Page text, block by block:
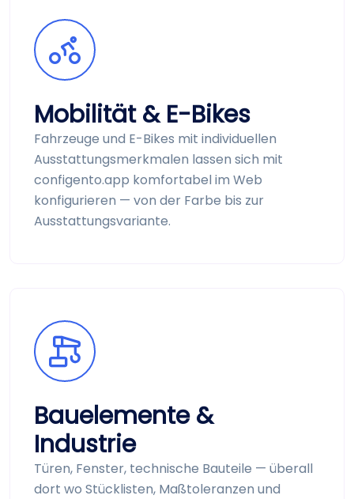
Mobilität & E-Bikes
Fahrzeuge und E-Bikes mit individuellen
Ausstattungs­merkmalen lassen sich mit
configento.app komfortabel im Web
konfigurieren — von der Farbe bis zur
Ausstattungs­variante.
Bau­elemente &
Industrie
Türen, Fenster, technische Bau­teile — überall
dort wo Stück­listen, Maß­toleranzen und